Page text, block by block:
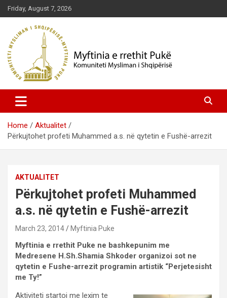
Skip
to
content
Friday, August 7, 2026
Myftinia Pukë | Faqja Zyrtare
Home
Aktualitet
Përkujtohet profeti Muhammed a.s. në qytetin e Fushë-arrezit
AKTUALITET
Përkujtohet profeti Muhammed
a.s. në qytetin e Fushë-arrezit
March 23, 2014 Myftinia Puke
Myftinia e rrethit Puke ne bashkepunim me
Medresene H.Sh.Shamia Shkoder organizoi sot ne
qytetin e Fushe-arrezit programin artistik “Perjetesisht
me Ty!”
Aktiviteti startoi me lexim te